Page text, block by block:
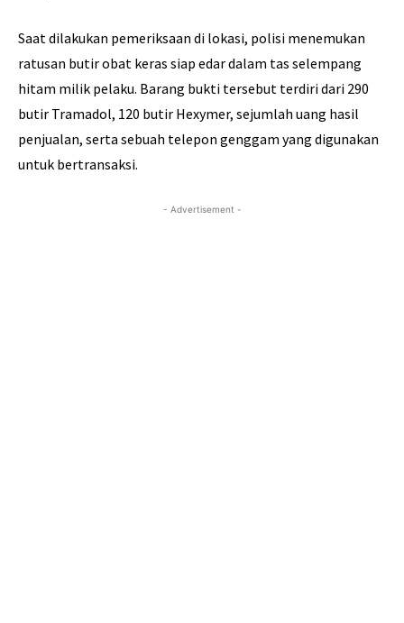
Saat dilakukan pemeriksaan di lokasi, polisi menemukan
ratusan butir obat keras siap edar dalam tas selempang
hitam milik pelaku. Barang bukti tersebut terdiri dari 290
butir Tramadol, 120 butir Hexymer, sejumlah uang hasil
penjualan, serta sebuah telepon genggam yang digunakan
untuk bertransaksi.
- Advertisement -